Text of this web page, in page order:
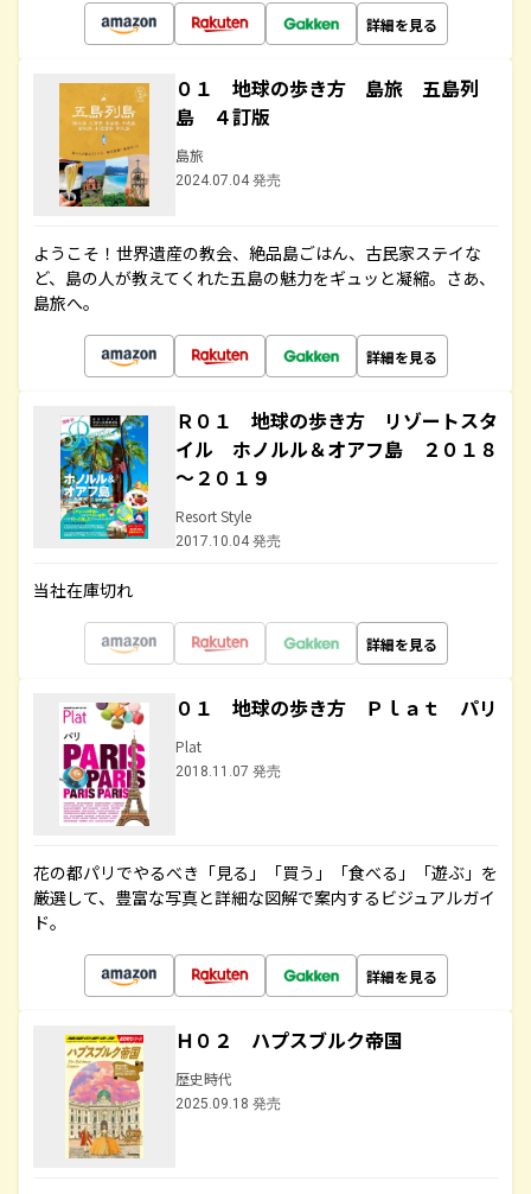
詳細を見る
０１ 地球の歩き方 島旅 五島列
島 ４訂版
島旅
2024.07.04 発売
ようこそ！世界遺産の教会、絶品島ごはん、古民家ステイな
ど、島の人が教えてくれた五島の魅力をギュッと凝縮。さあ、
島旅へ。
詳細を見る
Ｒ０１ 地球の歩き方 リゾートスタ
イル ホノルル＆オアフ島 ２０１８
～２０１９
Resort Style
2017.10.04 発売
当社在庫切れ
詳細を見る
０１ 地球の歩き方 Ｐｌａｔ パリ
Plat
2018.11.07 発売
花の都パリでやるべき「見る」「買う」「食べる」「遊ぶ」を
厳選して、豊富な写真と詳細な図解で案内するビジュアルガイ
ド。
詳細を見る
Ｈ０２ ハプスブルク帝国
歴史時代
2025.09.18 発売